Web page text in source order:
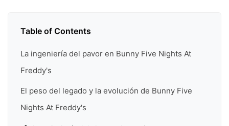
Table of Contents
La ingeniería del pavor en Bunny Five Nights At
Freddy's
El peso del legado y la evolución de Bunny Five
Nights At Freddy's